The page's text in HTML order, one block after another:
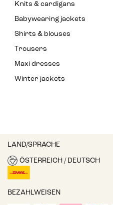
Knits & cardigans
Babywearing jackets
Shirts & blouses
Trousers
Maxi dresses
Winter jackets
LAND/SPRACHE
ÖSTERREICH / DEUTSCH
BEZAHLWEISEN